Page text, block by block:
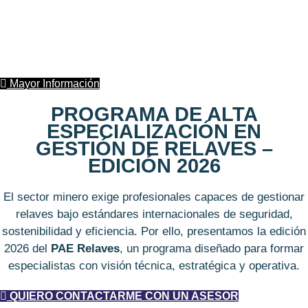
Mayor Información
PROGRAMA DE ALTA
ESPECIALIZACIÓN EN
GESTIÓN DE RELAVES –
EDICIÓN 2026
El sector minero exige profesionales capaces de gestionar
relaves bajo estándares internacionales de seguridad,
sostenibilidad y eficiencia. Por ello, presentamos la edición
2026 del PAE Relaves, un programa diseñado para formar
especialistas con visión técnica, estratégica y operativa.
QUIERO CONTACTARME CON UN ASESOR